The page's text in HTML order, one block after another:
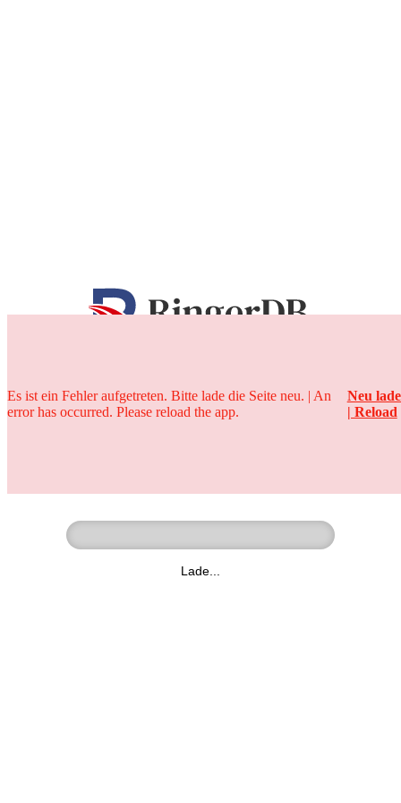
25 Jahre
Lade...
Es ist ein Fehler aufgetreten. Bitte lade die Seite neu. | An
error has occurred. Please reload the app.
Neu
| Reload